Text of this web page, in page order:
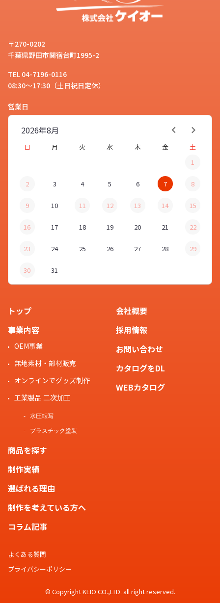
〒270-0202
千葉県野田市関宿台町1995-2
TEL 04-7196-0116
08:30～17:30（土日祝日定休）
営業日
8月
2026年
日 月 火 水 木 金
土
1
2 3 4 5 6 7 8
9 10 11 12 13 14 15
16 17 18 19 20 21 22
23 24 25 26 27 28 29
30 31
トップ
事業内容
OEM事業
無地素材・部材販売
オンラインでグッズ制作
工業製品 二次加工
水圧転写
プラスチック塗装
商品を探す
制作実績
選ばれる理由
制作を考えている方へ
コラム記事
会社概要
採用情報
お問い合わせ
カタログをDL
WEBカタログ
よくある質問
プライバシーポリシー
© Copyright KEIO CO.,LTD. all right reserved.